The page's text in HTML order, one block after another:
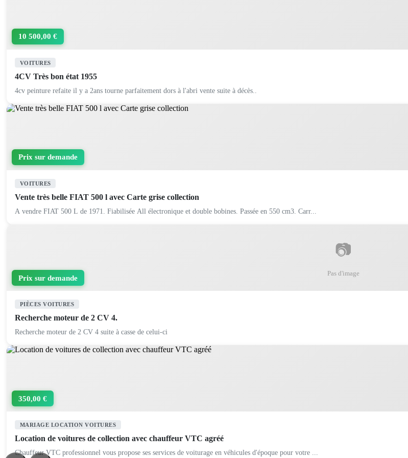
10 500,00 €
VOITURES
4CV Très bon état 1955
4cv peinture refaite il y a 2ans tourne parfaitement dors à l'abri vente suite à décès..
Prix sur demande
VOITURES
Vente très belle FIAT 500 l avec Carte grise collection
A vendre FIAT 500 L de 1971. Fiabilisée All électronique et double bobines. Passée en 550 cm3. Carr...
📷
Pas d'image
Prix sur demande
PIÈCES VOITURES
Recherche moteur de 2 CV 4.
Recherche moteur de 2 CV 4 suite à casse de celui-ci
350,00 €
MARIAGE LOCATION VOITURES
Location de voitures de collection avec chauffeur VTC agréé
Chauffeur VTC professionnel vous propose ses services de voiturage en véhicules d'époque pour votre ...